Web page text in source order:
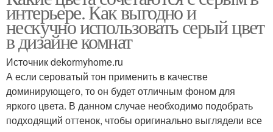
интерьере. Как выгодно и
нескучно использовать серый цвет
в дизайне комнат
Источник dekormyhome.ru
А если сероватый тон применить в качестве
доминирующего, то он будет отличным фоном для
яркого цвета. В данном случае необходимо подобрать
подходящий оттенок, чтобы оригинально выглядели все